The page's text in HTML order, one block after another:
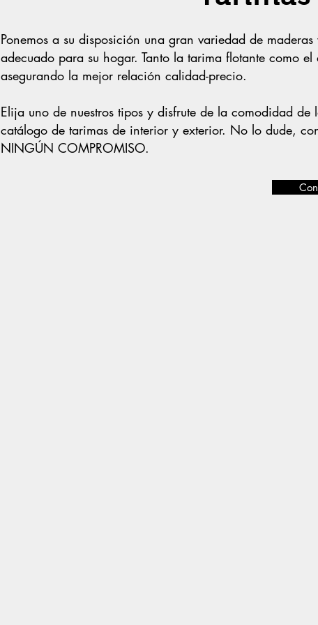
Ponemos a su disposición una gran variedad de
adecuado para su hogar. Tanto la tarima flotante como
asegurando la mejor relación calidad-precio.
Elija uno de nuestros tipos y disfrute de la comodidad de
catálogo de tarimas de interior y exterior. No lo dude,
NINGÚN COMPROMISO.